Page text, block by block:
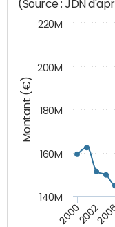
Montant (€)
(Source : JDN
20002002
140M
160M
180M
200M
220M